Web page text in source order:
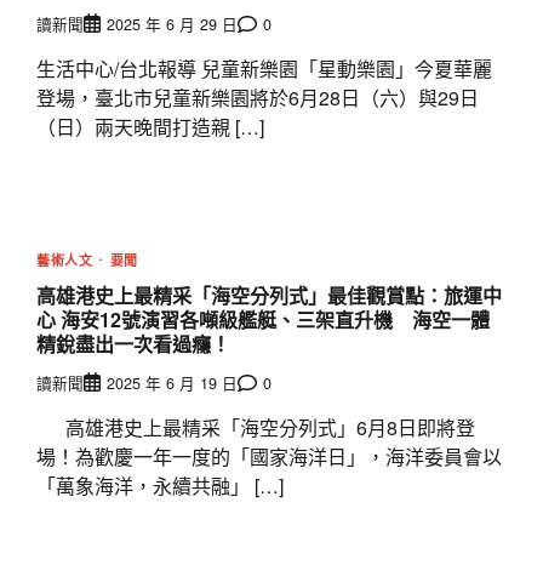
讀新聞 2025 年 6 月 29 日 0
生活中心/台北報導 兒童新樂園「星動樂園」今夏華麗
登場，臺北市兒童新樂園將於6月28日（六）與29日
（日）兩天晚間打造親 […]
藝術人文 要聞
高雄港史上最精采「海空分列式」最佳觀賞點：旅運中
心 海安12號演習各噸級艦艇、三架直升機 海空一體
精銳盡出一次看過癮！
讀新聞 2025 年 6 月 19 日 0
高雄港史上最精采「海空分列式」6月8日即將登
場！為歡慶一年一度的「國家海洋日」，海洋委員會以
「萬象海洋，永續共融」 […]